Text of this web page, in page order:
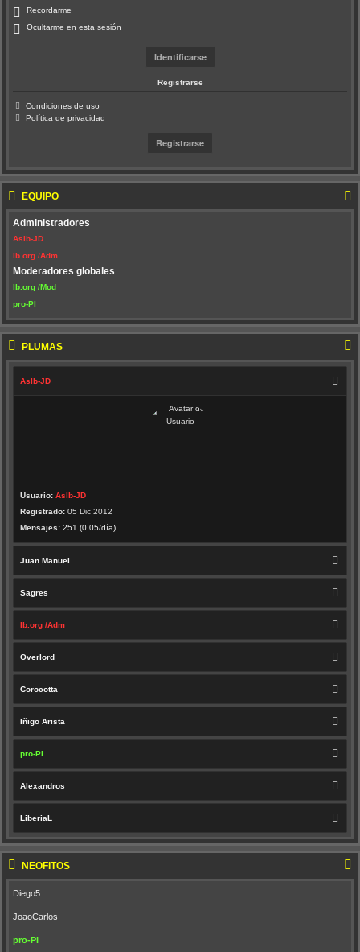
Recordarme
Ocultarme en esta sesión
Registrarse
Condiciones de uso
Política de privacidad
EQUIPO
Administradores
AsIb-JD
Ib.org /Adm
Moderadores globales
Ib.org /Mod
pro-PI
PLUMAS
AsIb-JD
Usuario: AsIb-JD
Registrado: 05 Dic 2012
Mensajes: 251 (0.05/día)
Juan Manuel
Sagres
Ib.org /Adm
Overlord
Corocotta
Iñigo Arista
pro-PI
Alexandros
LiberiaL
NEÓFITOS
Diego5
JoaoCarlos
pro-PI